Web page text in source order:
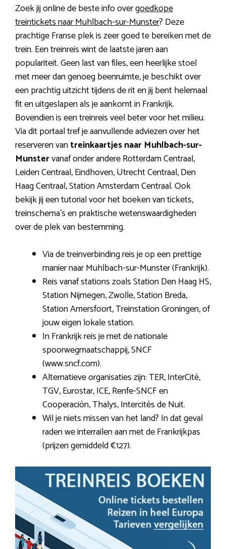
Zoek jij online de beste info overgoedkope
treintickets naar Muhlbach-sur-Munster? Deze
prachtige Franse plek is zeer goed te bereiken met de
trein. Een treinreis wint de laatste jaren aan
populariteit. Geen last van files, een heerlijke stoel
met meer dan genoeg beenruimte, je beschikt over
een prachtig uitzicht tijdens de rit en jij bent helemaal
fit en uitgeslapen als je aankomt in Frankrijk.
Bovendien is een treinreis veel beter voor het milieu.
Via dit portaal tref je aanvullende adviezen over het
reserveren vantreinkaartjes naar Muhlbach-sur-
Munstervanaf onder andere Rotterdam Centraal,
Leiden Centraal, Eindhoven, Utrecht Centraal, Den
Haag Centraal, Station Amsterdam Centraal. Ook
bekijk jij een tutorial voor het boeken van tickets,
treinschema’s en praktische wetenswaardigheden
over de plek van bestemming.
Via de treinverbinding reis je op een prettige
manier naar Muhlbach-sur-Munster (Frankrijk).
Reis vanaf stations zoals Station Den Haag HS,
Station Nijmegen, Zwolle, Station Breda,
Station Amersfoort, Treinstation Groningen, of
jouw eigen lokale station.
In Frankrijk reis je met de nationale
spoorwegmaatschappij, SNCF
(www.sncf.com).
Alternatieve organisaties zijn: TER, InterCité,
TGV, Eurostar, ICE, Renfe-SNCF en
Cooperación, Thalys, Intercités de Nuit.
Wil je niets missen van het land? In dat geval
raden we interrailen aan met de Frankrijkpas
(prijzen gemiddeld €127).